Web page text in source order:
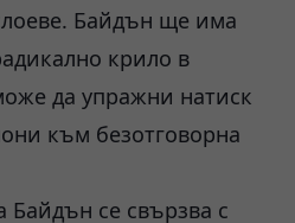
Байдън ще има
крило в
да упражни натиск
към безотговорна
Байдън се свързва с